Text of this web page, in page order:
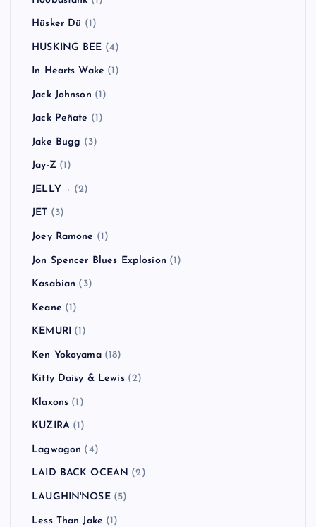
Hüsker Dü (1)
HUSKING BEE (4)
In Hearts Wake (1)
Jack Johnson (1)
Jack Peñate (1)
Jake Bugg (3)
Jay-Z(1)
JELLY→ (2)
JET (3)
Joey Ramone (1)
Jon Spencer Blues Explosion (1)
Kasabian (3)
Keane (1)
KEMURI (1)
Ken Yokoyama(18)
Kitty Daisy & Lewis(2)
Klaxons (1)
KUZIRA(1)
Lagwagon (4)
LAID BACK OCEAN (2)
LAUGHIN'NOSE(5)
Less Than Jake (1)